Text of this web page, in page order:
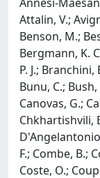
Attalin, V.;
Benson, M.;
Bergmann, K.
P. J.;
Bunu, C.;
Canovas, G.;
Chkhartishvili,
F.; Combe, B.;
Coste, O.;